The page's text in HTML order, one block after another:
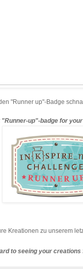
"Runner up"-Badge
up"-badge for
Kreationen zu unserem
to seeing your